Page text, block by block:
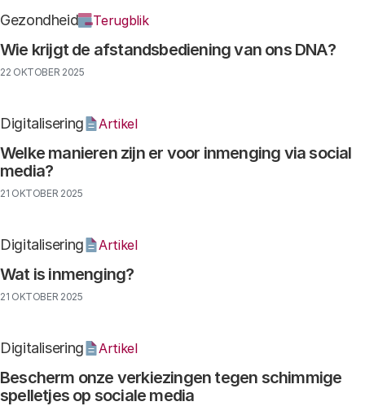
Wie krijgt de afstandsbediening van ons DNA?
Gezondheid Terugblik
22 OKTOBER 2025
Welke manieren zijn er voor inmenging via social
media?
Digitalisering Artikel
21 OKTOBER 2025
Wat is inmenging?
Digitalisering Artikel
21 OKTOBER 2025
Bescherm onze verkiezingen tegen schimmige
spelletjes op sociale media
Digitalisering Artikel